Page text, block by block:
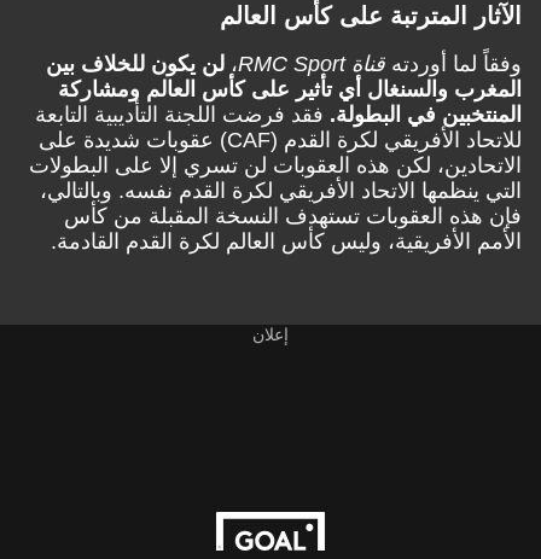
الآثار المترتبة على كأس العالم
وفقاً لما أوردته قناة RMC Sport ، لن يكون للخلاف بين
المغرب والسنغال أي تأثير على كأس العالم ومشاركة
المنتخبين في البطولة. فقد فرضت اللجنة التأديبية التابعة
للاتحاد الأفريقي لكرة القدم (CAF) عقوبات شديدة على
الاتحادين، لكن هذه العقوبات لن تسري إلا على البطولات
التي ينظمها الاتحاد الأفريقي لكرة القدم نفسه. وبالتالي،
فإن هذه العقوبات تستهدف النسخة المقبلة من كأس
الأمم الأفريقية، وليس كأس العالم لكرة القدم القادمة.
إعلان